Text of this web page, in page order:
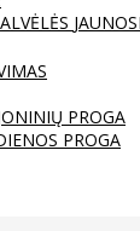
PROGA
PROGA